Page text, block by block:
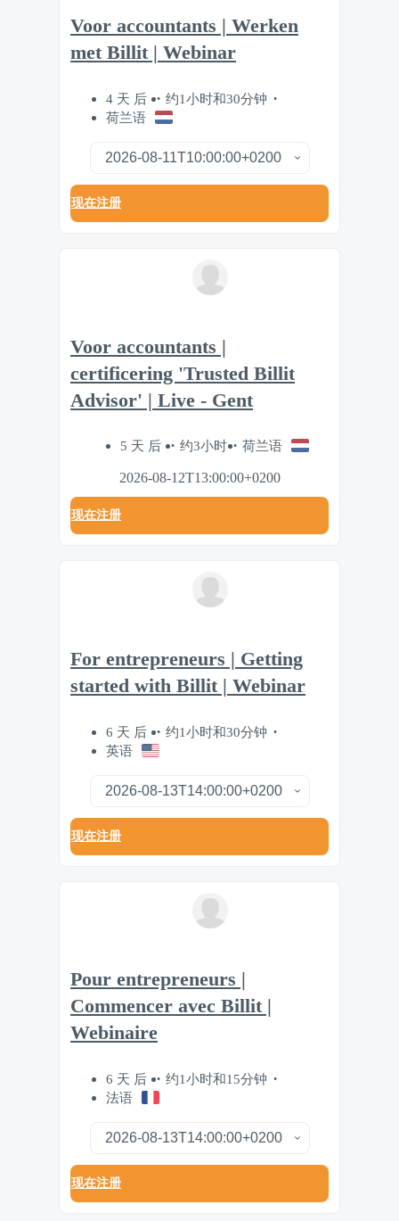
Voor accountants | Werken
met Billit | Webinar
4 天 后
约1小时和30分钟
荷兰语
现在注册
Voor accountants |
certificering 'Trusted Billit
Advisor' | Live - Gent
5 天 后 约3小时 荷兰语
2026-08-12T13:00:00+0200
现在注册
For entrepreneurs | Getting
started with Billit | Webinar
6 天 后
约1小时和30分钟
英语
现在注册
Pour entrepreneurs |
Commencer avec Billit |
Webinaire
6 天 后
约1小时和15分钟
法语
现在注册